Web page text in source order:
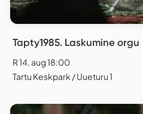
Tapty1985. Laskumine orgu
R 14. aug 18:00
Tartu Keskpark / Uueturu 1